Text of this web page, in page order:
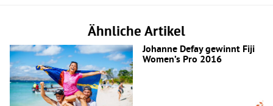
Ähnliche Artikel
Johanne Defay gewinnt Fiji
Women’s Pro 2016